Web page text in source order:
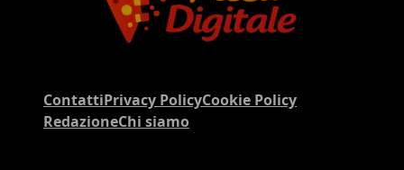
ContattiPrivacy PolicyCookie Policy
RedazioneChi siamo